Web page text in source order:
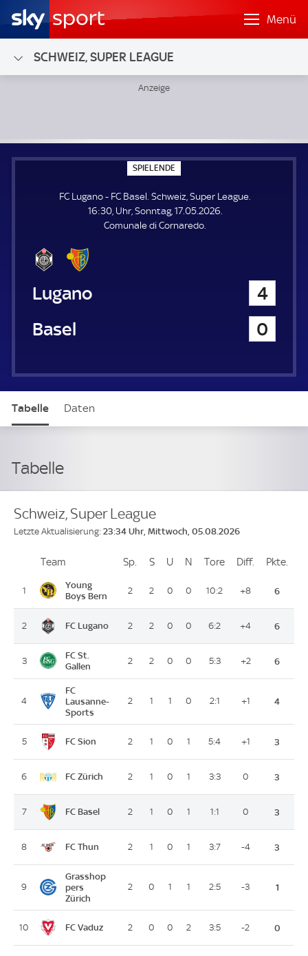
Menü
SCHWEIZ, SUPER LEAGUE
SPIELENDE
P
E
L
E
N
FC Lugano - FC Basel. Schweiz, Super League.
16:30, Uhr, Sonntag, 17.05.2026.
Comunale di Cornaredo.
FC Lugano
4
FC Basel
0
Tabelle Daten
Tabelle
Schweiz, Super League
Letzte Aktualisierung: 23:34 Uhr, Mittwoch, 05.08.2026
PlatzTeam Sp. Spiele
SSiege
U Unentschieden
N Niederlagen
Tore ToreDiff. Differenz
Pkte.
1
Young
Boys Bern
2 2 0 0 10:2 +8 6
2 FC Lugano 2 2 0 0 6:2 +4 6
3
FC St.
Gallen
2 2 0 0 5:3 +2 6
4
FC
Lausanne-
Sports
2 1 1 0 2:1 +1 4
5 FC Sion 2 1 0 1 5:4 +1 3
6 FC Zürich 2 1 0 1 3:3 0 3
7 FC Basel 2 1 0 1 1:1 0 3
8 FC Thun 2 1 0 1 3:7 -4 3
9
Grasshop
pers
Zürich
2 0 1 1 2:5 -3 1
10 FC Vaduz 2 0 0 2 3:5 -2 0